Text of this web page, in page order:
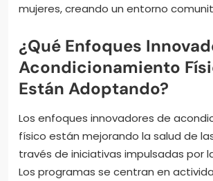
mujeres, creando un entorno
¿Qué Enfoques
Acondicionamiento
Están Adoptando?
Los enfoques innovadores de
físico están mejorando la salud de
través de iniciativas impulsadas por
Los programas se centran en